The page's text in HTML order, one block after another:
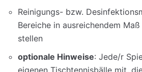
Reinigungs- bzw.
Bereiche in ausreichendem
stellen
optionale Hinweise: Jede/r
eigenen Tischtennisbälle mit,